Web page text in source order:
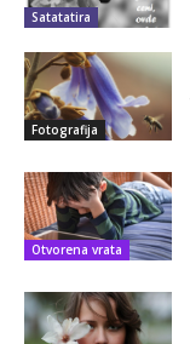
Satatatira
Fotografija
Otvorena vrata